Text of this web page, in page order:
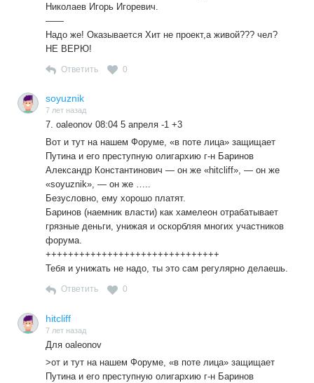
важно, чтобы человеку было понятно, почему суд вынес
именно такое решение. Люди, пришедшие в суд, должны
верить в его способность установить истину. Тогда им не
придется в поиске правды обращаться к Президенту.
Александр Лукашенко подчеркнул, что судьям надлежит
— Не бояться прокуроров. Не зависеть от мнения
следователей. Не оглядываться на местную и прочие
власти. Руководствоваться только законом.
Николаев Игорь Игоревич.
——
Надо же! Оказывается Хит не проект,а живой??? чел?
НЕ ВЕРЮ!
Ответить 0
soyuznik
7 лет назад
7. oaleonov 08:04 5 апреля -1 +3
Вот и тут на нашем Форуме, «в поте лица» защищает
Путина и его преступную олигархию г-н Баринов
Александр Константинович — он же «hitcliff», — он же
«soyuznik», — он же …..
Безусловно, ему хорошо платят.
Баринов (наемник власти) как хамелеон отрабатывает
грязные деньги, унижая и оскорбляя многих участников
форума.
+++++++++++++++++++++++++++++++
Тебя и унижать не надо, ты это сам регулярно делаешь.
Ответить 0
hitcliff
7 лет назад
Для oaleonov
>от и тут на нашем Форуме, «в поте лица» защищает
Путина и его преступную олигархию г-н Баринов